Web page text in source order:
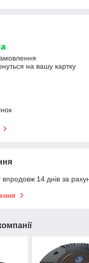
на вашу картку
14 днів за